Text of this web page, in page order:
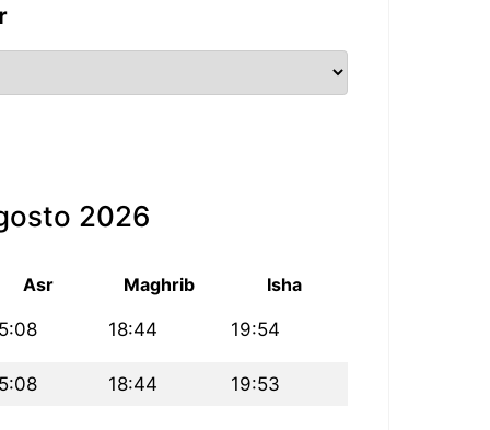
2026
Asr Maghrib Isha
18:44 19:54
18:44 19:53